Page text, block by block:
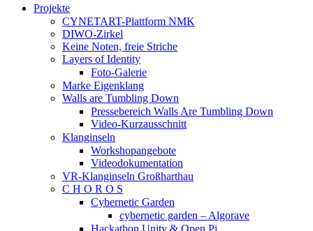
Projekte
CYNETART-Plattform NMK
DIWO-Zirkel
Keine Noten, freie Striche
Layers of Identity
Foto-Galerie
Marke Eigenklang
Walls are Tumbling Down
Pressebereich Walls Are Tumbling Down
Video-Kurzausschnitt
Klanginseln
Workshopangebote
Videodokumentation
VR-Klanginseln Großharthau
C H O R O S
Cybernetic Garden
cybernetic garden – Algorave
Hackathon Unity & Open Pi